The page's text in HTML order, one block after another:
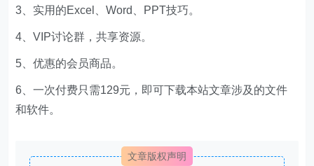
3、实用的Excel、Word、PPT技巧。
4、VIP讨论群，共享资源。
5、优惠的会员商品。
6、一次付费只需129元，即可下载本站文章涉及的文件
和软件。
文章版权声明